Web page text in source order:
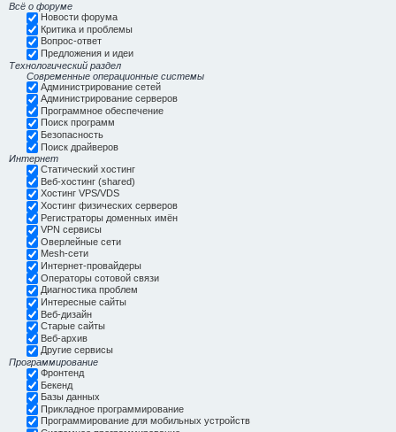
Всё о форуме
Новости форума
Критика и проблемы
Вопрос-ответ
Предложения и идеи
Технологический раздел
Современные операционные системы
Администрирование сетей
Администрирование серверов
Программное обеспечение
Поиск программ
Безопасность
Поиск драйверов
Интернет
Статический хостинг
Веб-хостинг (shared)
Хостинг VPS/VDS
Хостинг физических серверов
Регистраторы доменных имён
VPN сервисы
Оверлейные сети
Mesh-сети
Интернет-провайдеры
Операторы сотовой связи
Диагностика проблем
Интересные сайты
Веб-дизайн
Старые сайты
Веб-архив
Другие сервисы
Программирование
Фронтенд
Бекенд
Базы данных
Прикладное программирование
Программирование для мобильных устройств